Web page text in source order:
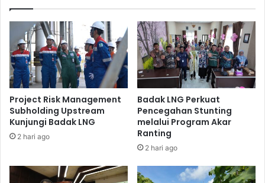
melakukan pengelolaan sampah secara tepat. Peringatan
Hari Peduli Sampah Nasional ini juga menjadi momentum
untuk memperkuat kolaborasi antara perusahaan, mitra
kerja, dan dunia pendidikan dalam mewujudkan lingkungan
yang lebih bersih dan sehat.
Project Risk Management
Subholding Upstream
Kunjungi Badak LNG
2 hari ago
Badak LNG Perkuat
Pencegahan Stunting
melalui Program Akar
Ranting
2 hari ago